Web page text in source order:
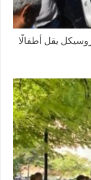
يقل أطفالًا